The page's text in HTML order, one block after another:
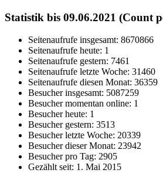
Statistik bis 09.06.2021 (Count
Seitenaufrufe insgesamt: 8670866
Seitenaufrufe heute: 1
Seitenaufrufe gestern: 7461
Seitenaufrufe letzte Woche: 31460
Seitenaufrufe diesen Monat: 36359
Besucher insgesamt: 5087259
Besucher momentan online: 1
Besucher heute: 1
Besucher gestern: 3513
Besucher letzte Woche: 20339
Besucher dieser Monat: 23942
Besucher pro Tag: 2905
Gezählt seit: 1. Mai 2015